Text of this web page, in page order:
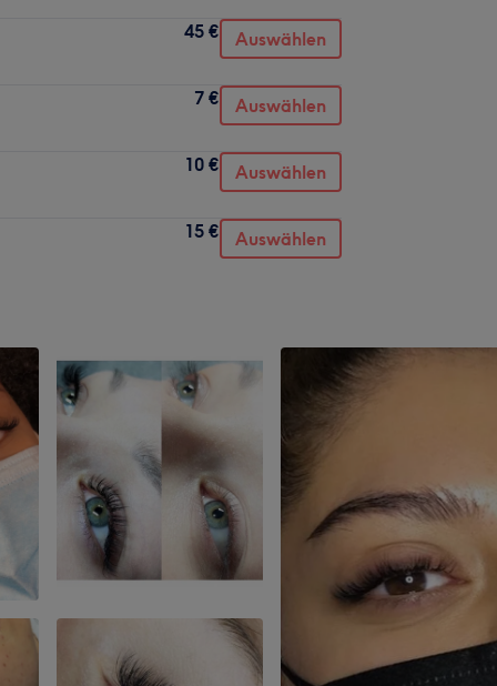
45 € Auswählen
7 € Auswählen
10 € Auswählen
15 € Auswählen